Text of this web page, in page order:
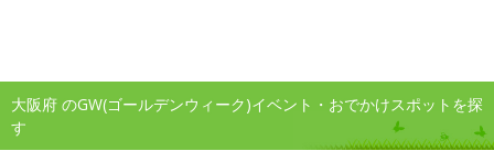
大阪府 のGW(ゴールデンウィーク)イベント・おでかけスポットを探
す